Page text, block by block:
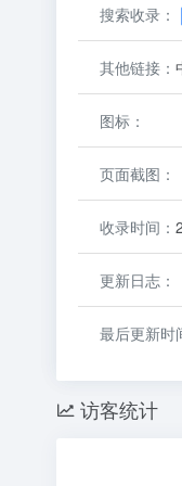
搜索收录：
其他链接：
图标：
页面截图：
收录时间：
更新日志：
最后更新时
访客统计